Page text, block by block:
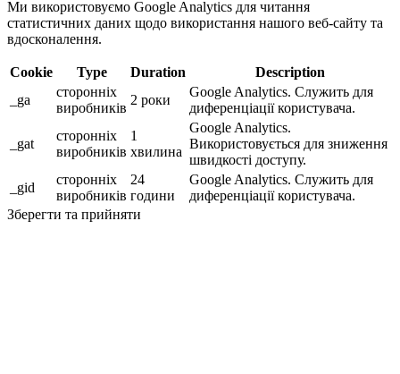
Ми використовуємо Google Analytics для читання
статистичних даних щодо використання нашого веб-сайту та
вдосконалення.
Cookie Type Duration
Description
_ga
сторонніх
виробників
2 роки
Google Analytics. Служить для
диференціації користувача.
_gat
сторонніх
виробників
1
хвилина
Google Analytics.
Використовується для зниження
швидкості доступу.
_gid
сторонніх
виробників
24
години
Google Analytics. Служить для
диференціації користувача.
Зберегти та прийняти